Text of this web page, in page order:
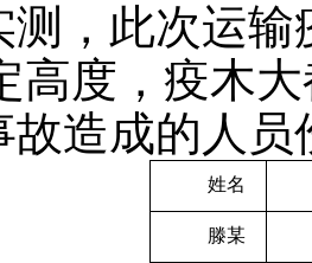
测，此次运
高度，疫木
故造成的人
姓名
滕某